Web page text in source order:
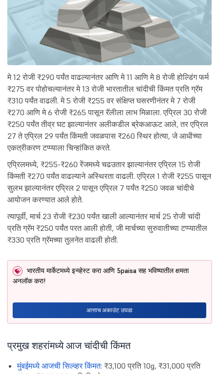
मे 12 रोजी ₹290 पर्यंत वाढल्यानंतर आणि मे 11 आणि मे 8 रोजी होल्डिंग फर्म
₹275 वर पोहोचल्यानंतर मे 13 रोजी भारतातील चांदीची किंमत प्रति ग्रॅम
₹310 पर्यंत वाढली. मे 5 रोजी ₹255 वर संक्षिप्त घसरणीनंतर मे 7 रोजी
₹270 आणि मे 6 रोजी ₹265 पासून रॅलीला लाभ मिळाला. एप्रिल 30 रोजी
₹250 पर्यंत तीव्र घट झाल्यानंतर अलीकडील ब्रेकआऊट आले, तर एप्रिल
27 ते एप्रिल 29 पर्यंत किंमती जवळपास ₹260 स्थिर होत्या, जे आधीच्या
एकत्रीकरण टप्प्याला चिन्हांकित करते.
एप्रिलमध्ये, ₹255-₹260 रेंजमध्ये चढउतार झाल्यानंतर एप्रिल 15 रोजी
किंमती ₹270 पर्यंत वाढल्याने अस्थिरता वाढली. एप्रिल 1 रोजी ₹255 पासून
सुलभ झाल्यानंतर एप्रिल 2 पासून एप्रिल 7 पर्यंत ₹250 जवळ चांदीचे
आयोजन करण्यात आले होते.
त्यापूर्वी, मार्च 23 रोजी ₹230 पर्यंत खाली आल्यानंतर मार्च 25 रोजी चांदी
प्रति ग्रॅम ₹250 पर्यंत परत आली होती, जी मार्चच्या सुरुवातीच्या टप्प्यातील
₹330 प्रति ग्रॅमच्या तुलनेत वाढली होती.
भारतीय मार्केटमध्ये इन्व्हेस्ट करा आणि 5paisa सह भविष्यातील क्षमता
अनलॉक करा!
आत्ताच अकाउंट उघडा
प्रमुख शहरांमध्ये आज चांदीची किंमत
मुंबईमध्ये आजची सिल्व्हर किंमत: ₹3,100 प्रति 10g, ₹31,000 प्रति